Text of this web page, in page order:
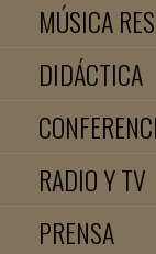
MÚSICA
DIDÁCTICA
RADIO Y TV
PRENSA